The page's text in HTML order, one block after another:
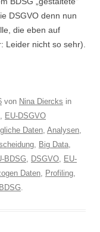
DSGVO denn nun
die eben auf
Leider nicht so sehr).
von Nina Diercks in
, EU-DSGVO
Daten, Analysen,
, Big Data,
BDSG, DSGVO, EU-
Daten, Profiling,
.